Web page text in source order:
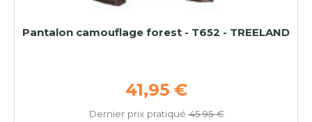
Pantalon camouflage forest - T652 - TREELAND
Prix de base
41,95 €
Dernier prix pratiqué45.95 €